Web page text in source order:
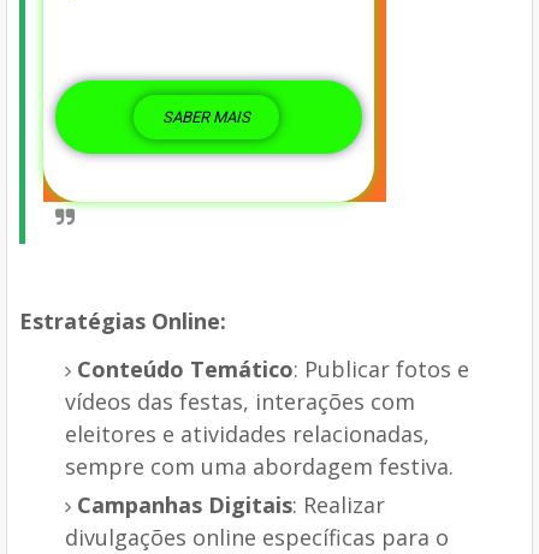
SABER MAIS
Estratégias Online:
Conteúdo Temático: Publicar fotos e
vídeos das festas, interações com
eleitores e atividades relacionadas,
sempre com uma abordagem festiva.
Campanhas Digitais: Realizar
divulgações online específicas para o